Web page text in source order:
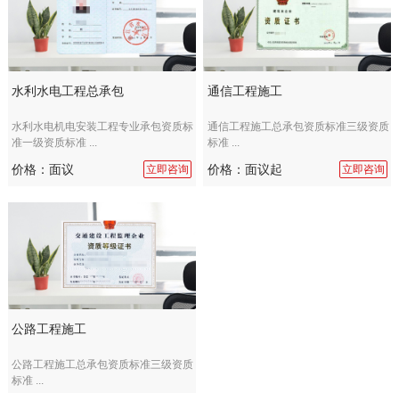
水利水电工程总承包
水利水电机电安装工程专业承包资质标
准一级资质标准 ...
价格：面议 立即咨询
通信工程施工
通信工程施工总承包资质标准三级资质
标准 ...
价格：面议起 立即咨询
公路工程施工
公路工程施工总承包资质标准三级资质
标准 ...